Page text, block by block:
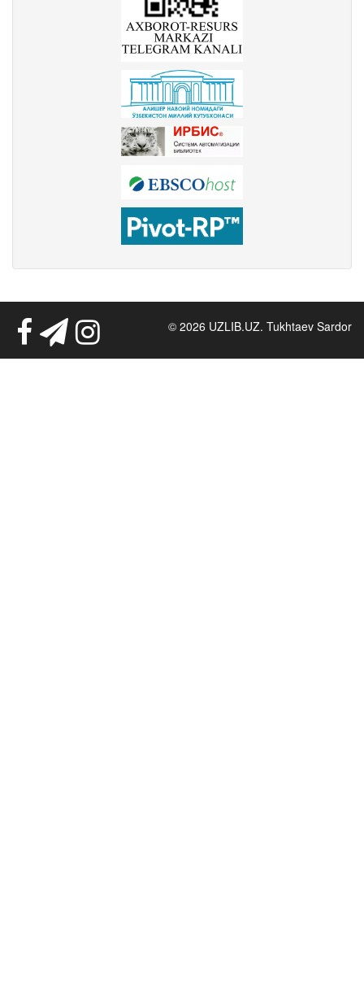
© 2026 UZLIB.UZ. Tukhtaev Sardor